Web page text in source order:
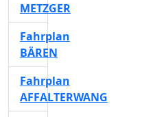
METZGER
Fahrplan
BÄREN
Fahrplan
AFFALTERWANG